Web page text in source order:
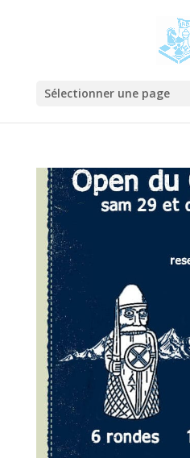
Sélectionner une page